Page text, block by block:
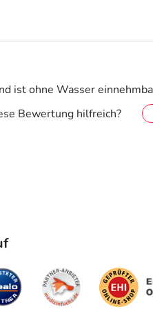
ist ohne Wasser
Bewertung hilfreich?